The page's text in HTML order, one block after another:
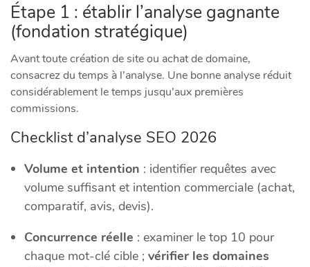
Étape 1 : établir l’analyse gagnante
(fondation stratégique)
Avant toute création de site ou achat de domaine,
consacrez du temps à l’analyse. Une bonne analyse réduit
considérablement le temps jusqu’aux premières
commissions.
Checklist d’analyse SEO 2026
Volume et intention : identifier requêtes avec
volume suffisant et intention commerciale (achat,
comparatif, avis, devis).
Concurrence réelle : examiner le top 10 pour
chaque mot-clé cible ; vérifier les domaines